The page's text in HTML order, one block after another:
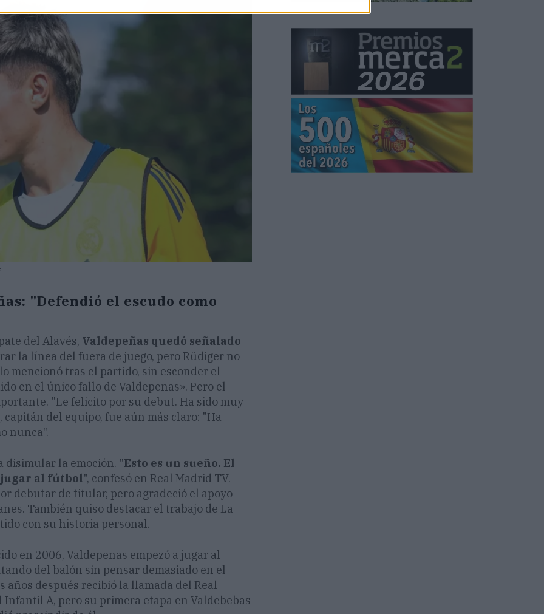
"Defendió el escudo como
del Alavés, Valdepeñas quedó señalado
la línea del fuera de juego, pero Rüdiger no
lo mencionó tras el partido, sin esconder el
en el único fallo de Valdepeñas». Pero el
"Le felicito por su debut. Ha sido muy
del equipo, fue aún más claro: "Ha
nunca".
disimular la emoción. "Esto es un sueño. El
jugar al fútbol", confesó en Real Madrid TV.
debutar de titular, pero agradeció el apoyo
También quiso destacar el trabajo de La
con su historia personal.
en 2006, Valdepeñas empezó a jugar al
del balón sin pensar demasiado en el
años después recibió la llamada del Real
A, pero su primera etapa en Valdebebas